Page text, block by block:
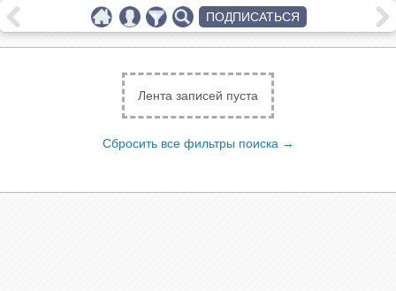
Лента записей пуста
Сбросить все фильтры поиска →
ПОДПИСАТЬСЯ